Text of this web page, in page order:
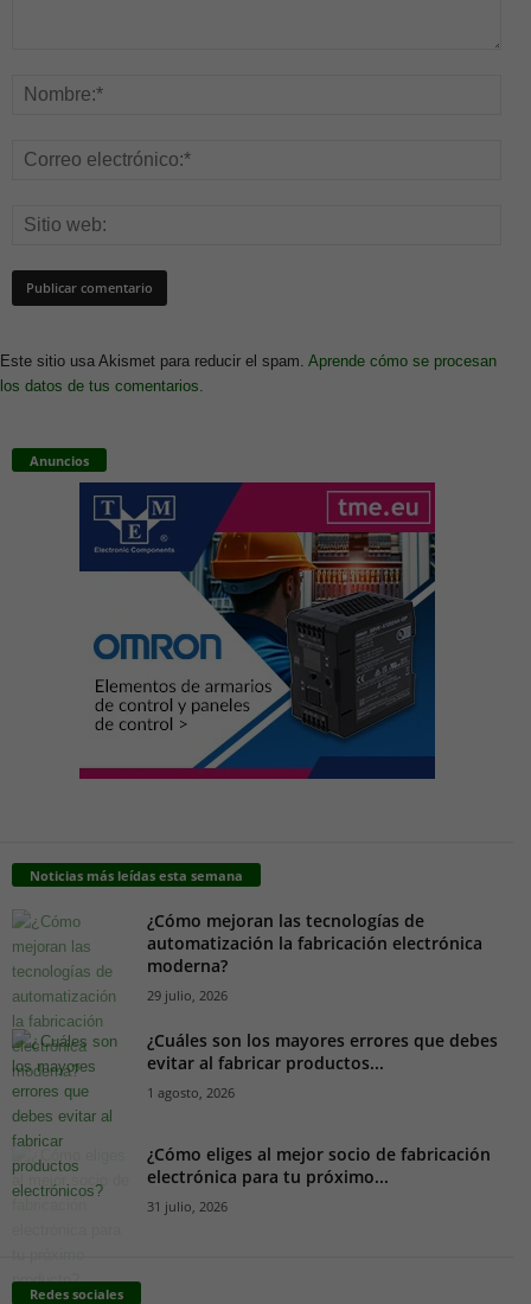
Este sitio usa Akismet para reducir el spam. Aprende cómo se procesan
los datos de tus comentarios.
Anuncios
Noticias más leídas esta semana
¿Cómo mejoran las tecnologías de
automatización la fabricación electrónica
moderna?
29 julio, 2026
¿Cuáles son los mayores errores que debes
evitar al fabricar productos...
1 agosto, 2026
¿Cómo eliges al mejor socio de fabricación
electrónica para tu próximo...
31 julio, 2026
Redes sociales